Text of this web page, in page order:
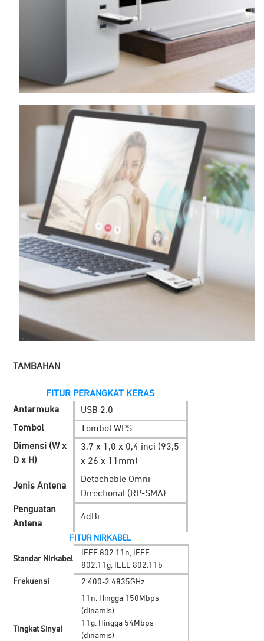
TAMBAHAN
FITUR PERANGKAT KERAS
Antarmuka
USB 2.0
Tombol
Tombol WPS
Dimensi (W x
D x H)
3,7 x 1,0 x 0,4 inci (93,5
x 26 x 11mm)
Jenis Antena
Detachable Omni
Directional (RP-SMA)
Penguatan
Antena
4dBi
FITUR NIRKABEL
Standar Nirkabel
IEEE 802.11n, IEEE
802.11g, IEEE 802.11b
Frekuensi
2.400-2.4835GHz
Tingkat Sinyal
11n: Hingga 150Mbps
(dinamis)
11g: Hingga 54Mbps
(dinamis)